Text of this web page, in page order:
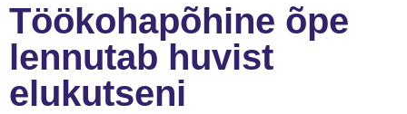
Töökohapõhine õpe
lennutab huvist
elukutseni